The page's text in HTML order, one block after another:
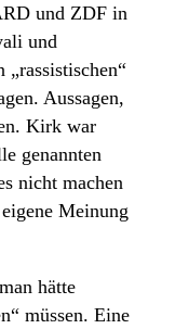
und ZDF in
und
Aussagen,
Kirk war
genannten
nicht machen
Meinung
hätte
müssen. Eine